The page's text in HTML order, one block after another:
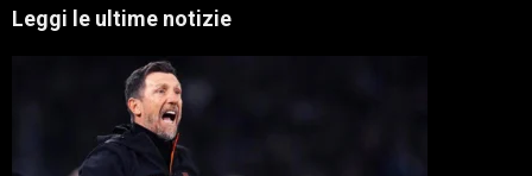
Leggi le ultime notizie